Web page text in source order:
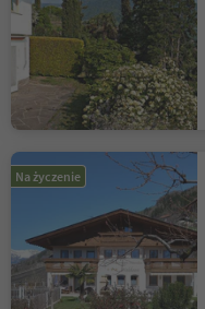
Na życzenie